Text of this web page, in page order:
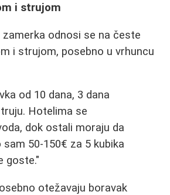
i strujom
odnosi se na česte
i strujom, posebno u vrhuncu
od 10 dana, 3 dana
Hotelima se
dok ostali moraju da
sam 50-150€ za 5 kubika
goste."
otežavaju boravak